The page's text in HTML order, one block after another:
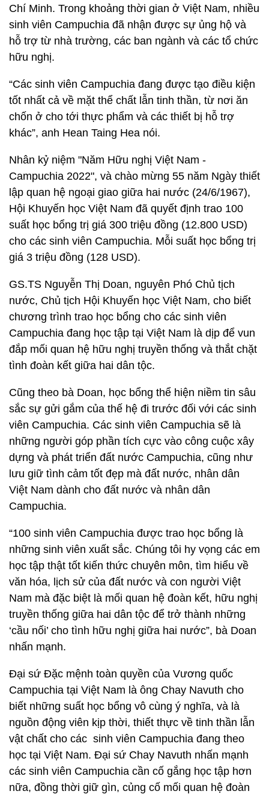
Chí Minh. Trong khoảng thời gian ở Việt Nam, nhiều
sinh viên Campuchia đã nhận được sự ủng hộ và
hỗ trợ từ nhà trường, các ban ngành và các tổ chức
hữu nghị.
“Các sinh viên Campuchia đang được tạo điều kiện
tốt nhất cả về mặt thể chất lẫn tinh thần, từ nơi ăn
chốn ở cho tới thực phẩm và các thiết bị hỗ trợ
khác”, anh Hean Taing Hea nói.
Nhân kỷ niệm "Năm Hữu nghị Việt Nam -
Campuchia 2022", và chào mừng 55 năm Ngày thiết
lập quan hệ ngoại giao giữa hai nước (24/6/1967),
Hội Khuyến học Việt Nam đã quyết định trao 100
suất học bổng trị giá 300 triệu đồng (12.800 USD)
cho các sinh viên Campuchia. Mỗi suất học bổng trị
giá 3 triệu đồng (128 USD).
GS.TS Nguyễn Thị Doan, nguyên Phó Chủ tịch
nước, Chủ tịch Hội Khuyến học Việt Nam, cho biết
chương trình trao học bổng cho các sinh viên
Campuchia đang học tập tại Việt Nam là dịp để vun
đắp mối quan hệ hữu nghị truyền thống và thắt chặt
tình đoàn kết giữa hai dân tộc.
Cũng theo bà Doan, học bổng thể hiện niềm tin sâu
sắc sự gửi gắm của thế hệ đi trước đối với các sinh
viên Campuchia. Các sinh viên Campuchia sẽ là
những người góp phần tích cực vào công cuộc xây
dựng và phát triển đất nước Campuchia, cũng như
lưu giữ tình cảm tốt đẹp mà đất nước, nhân dân
Việt Nam dành cho đất nước và nhân dân
Campuchia.
“100 sinh viên Campuchia được trao học bổng là
những sinh viên xuất sắc. Chúng tôi hy vọng các em
học tập thật tốt kiến thức chuyên môn, tìm hiểu về
văn hóa, lịch sử của đất nước và con người Việt
Nam mà đặc biệt là mối quan hệ đoàn kết, hữu nghị
truyền thống giữa hai dân tộc để trở thành những
‘cầu nối’ cho tình hữu nghị giữa hai nước”, bà Doan
nhấn mạnh.
Đại sứ Đặc mệnh toàn quyền của Vương quốc
Campuchia tại Việt Nam là ông Chay Navuth cho
biết những suất học bổng vô cùng ý nghĩa, và là
nguồn động viên kịp thời, thiết thực về tinh thần lẫn
vật chất cho các sinh viên Campuchia đang theo
học tại Việt Nam. Đại sứ Chay Navuth nhấn mạnh
các sinh viên Campuchia cần cố gắng học tập hơn
nữa, đồng thời giữ gìn, củng cố mối quan hệ đoàn